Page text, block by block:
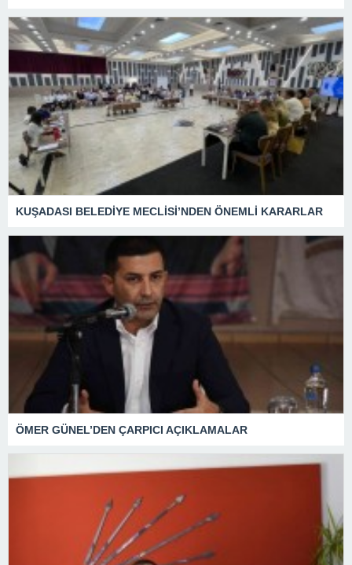
KUŞADASI BELEDİYE MECLİSİ’NDEN ÖNEMLİ KARARLAR
ÖMER GÜNEL’DEN ÇARPICI AÇIKLAMALAR